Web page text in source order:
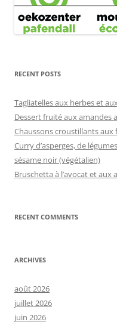
RECENT POSTS
Tagliatelles aux herbes et
Dessert fruité aux amandes
Chaussons croustillants aux
Curry d’asperges, de
sésame noir (végétalien)
Bruschetta à l’avocat et aux
RECENT COMMENTS
ARCHIVES
août 2026
juillet 2026
juin 2026